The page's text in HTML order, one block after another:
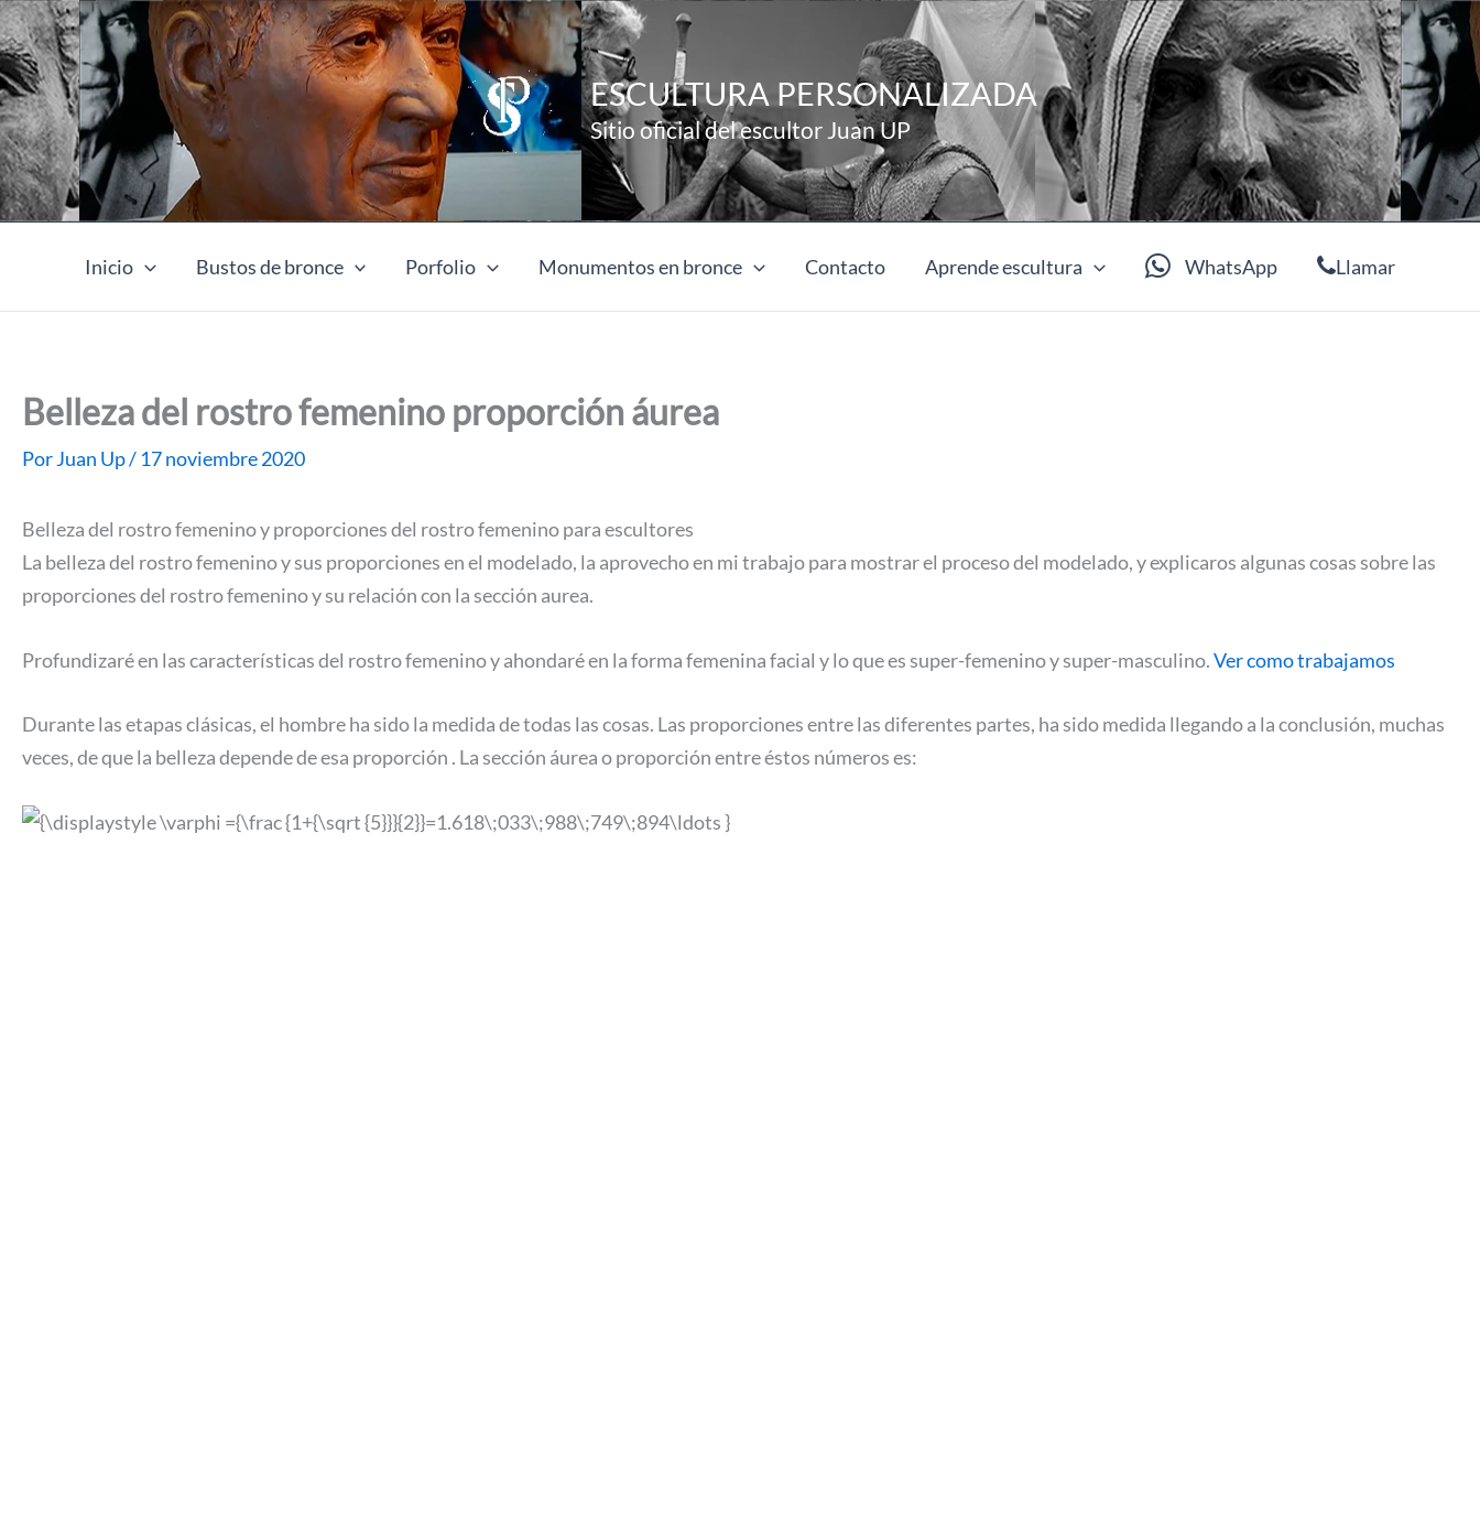
Ir
al
contenido
ESCULTURA PERSONALIZADA
Sitio oficial del escultor Juan UP
Inicio Bustos de bronce Porfolio Monumentos en bronce Contacto Aprende escultura WhatsApp Llamar
Belleza del rostro femenino proporción áurea
PorJuan Up/ 17 noviembre 2020
Belleza del rostro femenino y proporciones del rostro femenino para escultores
La belleza del rostro femenino y sus proporciones en el modelado, la aprovecho en mi trabajo para mostrar el proceso del modelado, y explicaros algunas cosas sobre las
proporciones del rostro femenino y su relación con la sección aurea.
Profundizaré en las características del rostro femenino y ahondaré en la forma femenina facial y lo que es super-femenino y super-masculino.Ver como trabajamos
Durante las etapas clásicas, el hombre ha sido la medida de todas las cosas. Las proporciones entre las diferentes partes, ha sido medida llegando a la conclusión, muchas
veces, de que la belleza depende de esa proporción . La sección áurea o proporción entre éstos números es: